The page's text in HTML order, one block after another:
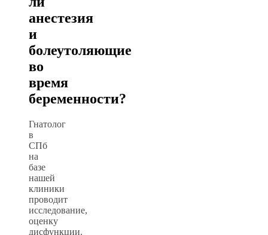
анестезия
и
болеутоляющие
во
время
беременности?
Гнатолог
в
СПб
на
базе
нашей
клиники
проводит
исследование,
оценку
дисфункции.